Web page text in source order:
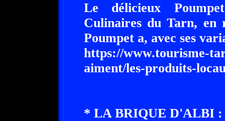
Le délicieux
Culinaires du Tarn, en
Poumpet a, avec ses
https://www.tourisme-
aiment/les-produits-
* LA BRIQUE D'ALBI :